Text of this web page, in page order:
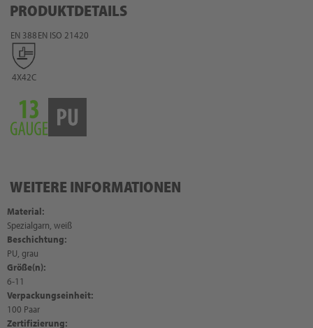
PRODUKTDETAILS
EN 388
4X42C
EN ISO 21420
WEITERE INFORMATIONEN
Material:
Spezialgarn, weiß
Beschichtung:
PU, grau
Größe(n):
6-11
Verpackungseinheit:
100 Paar
Zertifizierung: